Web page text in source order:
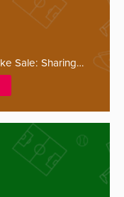
Sale: Sharing…